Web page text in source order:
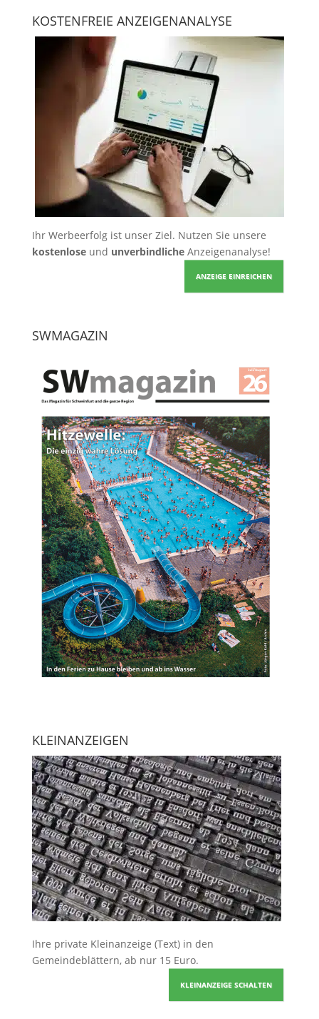
KOSTENFREIE ANZEIGENANALYSE
Ihr Werbeerfolg ist unser Ziel. Nutzen Sie unsere
kostenloseund unverbindlicheAnzeigenanalyse!
ANZEIGE EINREICHEN
SWMAGAZIN
KLEINANZEIGEN
Ihre private Kleinanzeige (Text) in den
Gemeindeblättern, ab nur 15 Euro.
KLEINANZEIGE SCHALTEN